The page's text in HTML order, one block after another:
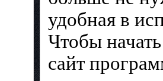
удобная в
Чтобы
сайт